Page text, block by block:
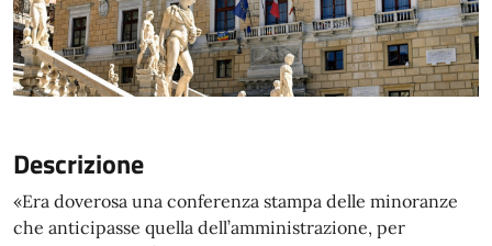
Descrizione
«Era doverosa una conferenza stampa delle minoranze
che anticipasse quella dell’amministrazione, per